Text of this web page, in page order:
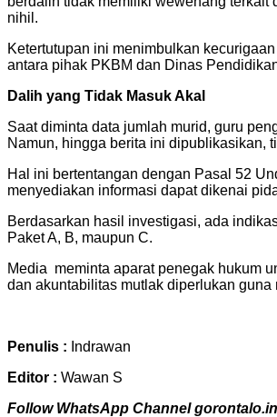
nihil.
Ketertutupan ini menimbulkan
antara pihak PKBM dan Dinas
Dalih yang Tidak Masuk Akal
Saat diminta data jumlah murid, guru
Namun, hingga berita ini dipublikasikan,
Hal ini bertentangan dengan Pasal 52
menyediakan informasi dapat dikenai
Berdasarkan hasil investigasi, ada
Paket A, B, maupun C.
Media meminta aparat penegak hukum
dan akuntabilitas mutlak diperlukan
Penulis : Indrawan
Editor : Wawan S
Follow WhatsApp Channel